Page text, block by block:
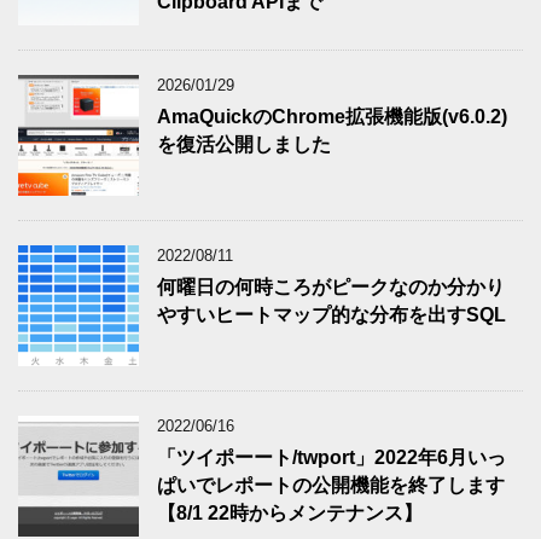
2026/01/29
AmaQuickのChrome拡張機能版(v6.0.2)
を復活公開しました
2022/08/11
何曜日の何時ころがピークなのか分かり
やすいヒートマップ的な分布を出すSQL
2022/06/16
「ツイポーート/twport」2022年6月いっ
ぱいでレポートの公開機能を終了します
【8/1 22時からメンテナンス】